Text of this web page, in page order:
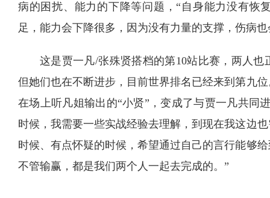
病的困扰、能力的下降等问题，“自身能力没有恢
足，能力会下降很多，因为没有力量的支撑，伤病也
这是贾一凡/张殊贤搭档的第10站比赛，两人
但她们也在不断进步，目前世界排名已经来到第九
在场上听凡姐输出的“小贤”，变成了与贾一凡共同
时候，我需要一些实战经验去理解，到现在我这边
时候、有点怀疑的时候，希望通过自己的言行能够
不管输赢，都是我们两个人一起去完成的。”